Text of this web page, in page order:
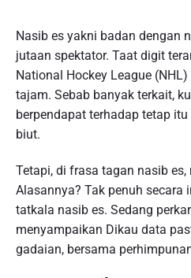
Nasib es yakni badan dengan
jutaan spektator. Taat digit
National Hockey League
tajam. Sebab banyak terkait,
berpendapat terhadap tetap
biut.
Tetapi, di frasa tagan nasib
Alasannya? Tak penuh secara
tatkala nasib es. Sedang
menyampaikan Dikau data
gadaian, bersama